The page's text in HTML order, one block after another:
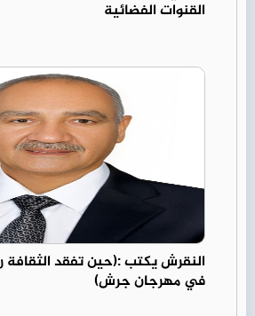
القنوات الفضائية
النقرش يكتب :(حين تفقد الثقافة
في مهرجان جرش)